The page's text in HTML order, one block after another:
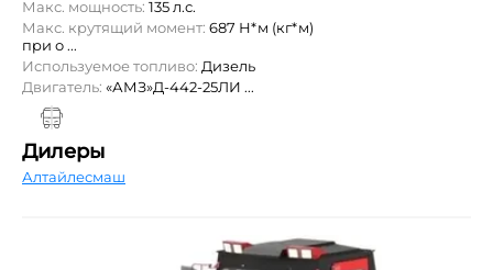
Макс. мощность: 135 л.с.
Макс. крутящий момент: 687 Н*м (кг*м)
при о ...
Используемое топливо: Дизель
Двигатель: «АМЗ»Д-442-25ЛИ ...
Дилеры
Алтайлесмаш